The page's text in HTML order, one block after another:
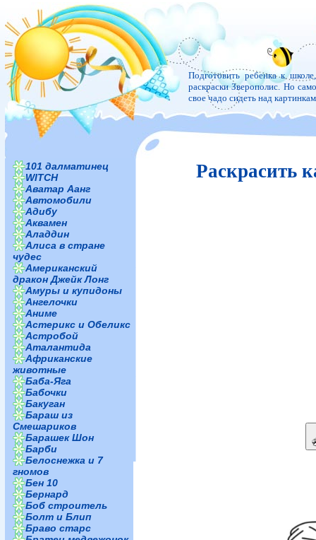
Подготовить ребенка к
раскраски Зверополис. Но
свое чадо сидеть над
101 далматинец
WITCH
Аватар Аанг
Автомобили
Адибу
Аквамен
Аладдин
Алиса в стране
чудес
Американский
дракон Джейк Лонг
Амуры и купидоны
Ангелочки
Аниме
Астерикс и Обеликс
Астробой
Аталантида
Африканские
животные
Баба-Яга
Бабочки
Бакуган
Бараш из
Смешариков
Барашек Шон
Барби
Белоснежка и 7
гномов
Бен 10
Бернард
Боб строитель
Болт и Блип
Браво старс
Раскрасить